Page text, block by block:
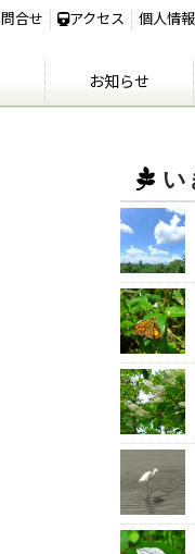
問合せ アクセス 個人情
お知らせ
い